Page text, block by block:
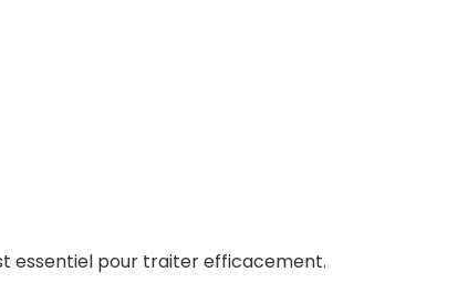
essentiel pour traiter efficacement.